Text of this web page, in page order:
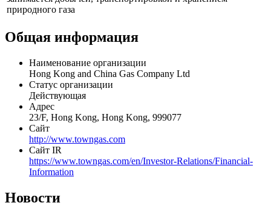
природного газа
Общая информация
Наименование организации
Hong Kong and China Gas Company Ltd
Статус организации
Действующая
Адрес
23/F, Hong Kong, Hong Kong, 999077
Сайт
http://www.towngas.com
Сайт IR
https://www.towngas.com/en/Investor-Relations/Financial-
Information
Новости